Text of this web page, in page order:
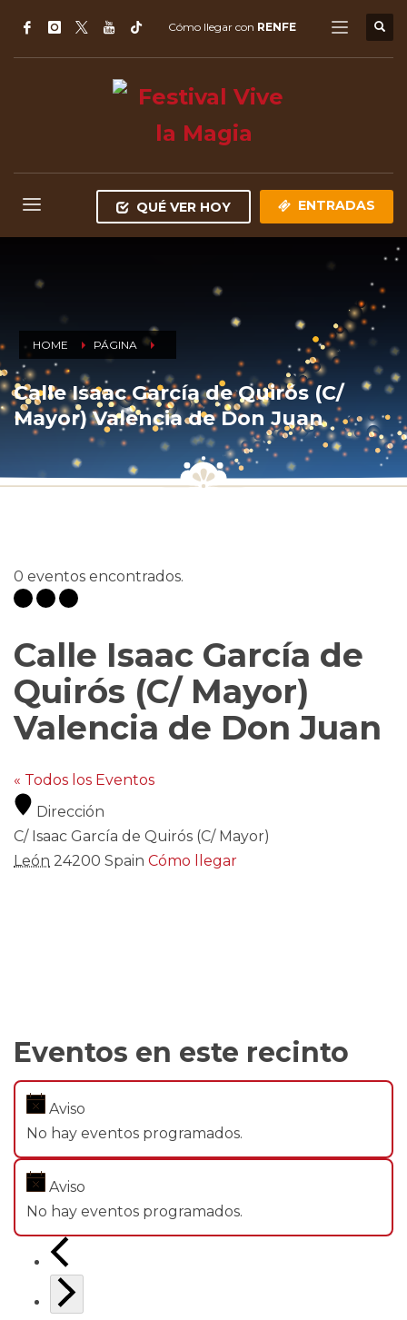
Cómo llegar con RENFE
QUÉ VER HOY ENTRADAS
HOME PÁGINA
Calle Isaac García de Quirós (C/
Mayor) Valencia de Don Juan
0 eventos encontrados.
Calle Isaac García de
Quirós (C/ Mayor)
Valencia de Don Juan
« Todos los Eventos
Dirección
C/ Isaac García de Quirós (C/ Mayor)
León 24200 Spain Cómo llegar
Eventos en este recinto
Aviso
No hay eventos programados.
Aviso
No hay eventos programados.